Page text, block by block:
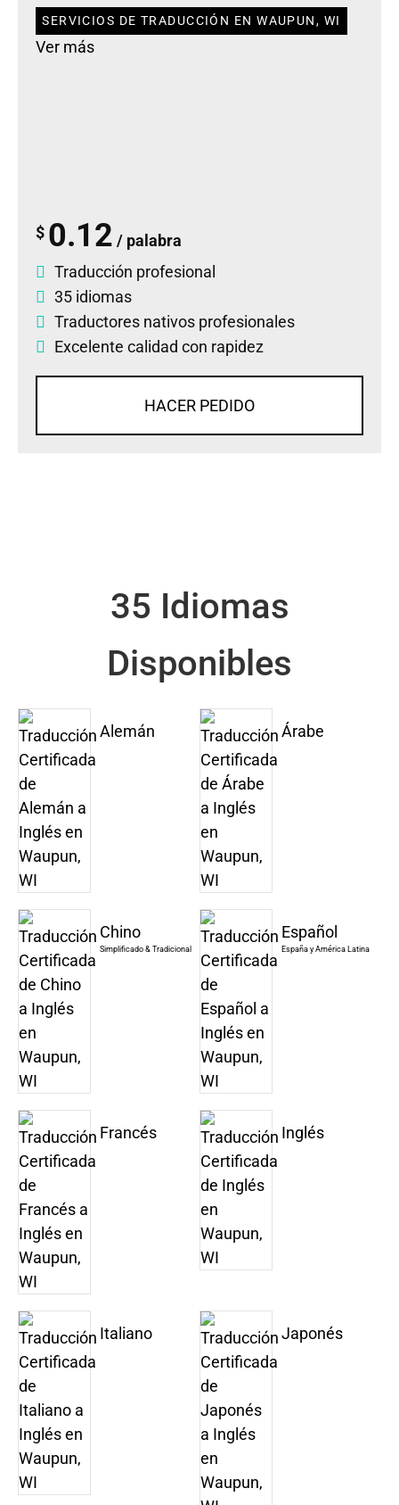
SERVICIOS DE TRADUCCIÓN EN WAUPUN, WI
Ver más
$ 0.12 / palabra
Traducción profesional
35 idiomas
Traductores nativos profesionales
Excelente calidad con rapidez
HACER PEDIDO
35 Idiomas
Disponibles
Alemán Árabe
Chino
Simplificado & Tradicional
Español
España y América Latina
Francés Inglés
Italiano Japonés